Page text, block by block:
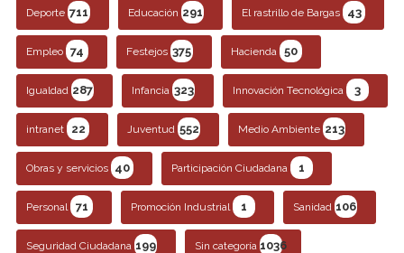
Deporte 711 Educación 291 El rastrillo de Bargas 43
Empleo 74 Festejos 375 Hacienda 50
Igualdad 287 Infancia 323 Innovación Tecnológica 3
intranet 22 Juventud 552 Medio Ambiente 213
Obras y servicios 40 Participación Ciudadana 1
Personal 71 Promoción Industrial 1 Sanidad 106
Seguridad Ciudadana 199 Sin categoría 1036